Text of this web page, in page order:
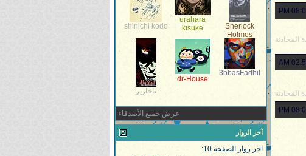
08:05
المحادثة
02:58
المحادثة
08:04
Sherlock
Holmes
urahara
kisuke
shinichi kodo
3bbasFadhil
dr-House
تاخازير
عرض جميع الأصدقاء
آخر الزوار
اخر زوار الصفحة 10: